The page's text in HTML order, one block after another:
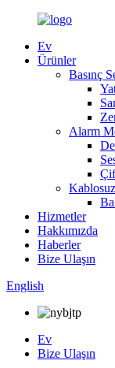
Ev
Ürünler
Basınç
Alarm
Hizmetler
Hakkımızda
Haberler
Bize Ulaşın
English
Ev
Bize Ulaşın